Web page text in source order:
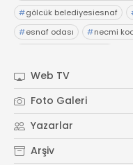
#gölcük belediyesiesnaf
#esnaf odası #necmi
Web TV
Foto Galeri
Yazarlar
Arşiv